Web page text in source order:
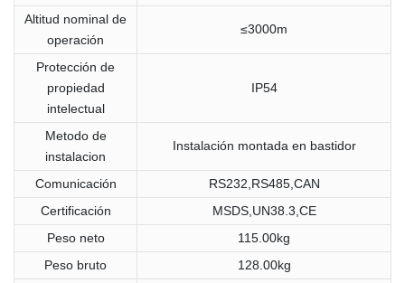
Altitud nominal de
operación
≤3000m
Protección de
propiedad
intelectual
IP54
Metodo de
instalacion
Instalación montada en bastidor
Comunicación
RS232,RS485,CAN
Certificación
MSDS,UN38.3,CE
Peso neto
115.00kg
Peso bruto
128.00kg